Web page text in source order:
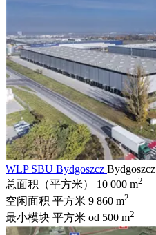
WLP SBU Bydgoszcz Bydgoszcz
总面积（平方米）
10 000 m2
空闲面积 平方米 9 860 m2
最小模块 平方米 od 500 m2